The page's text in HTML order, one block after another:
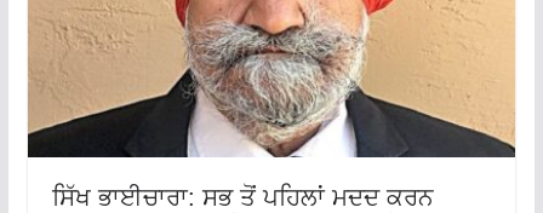
ਸਿੱਖ ਭਾਈਚਾਰਾ: ਸਭ ਤੋਂ ਪਹਿਲਾਂ ਮਦਦ ਕਰਨ